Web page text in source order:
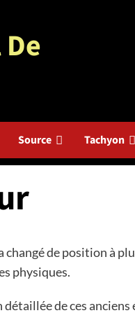
Source Tachyon
changé de position à
physiques.
de ces